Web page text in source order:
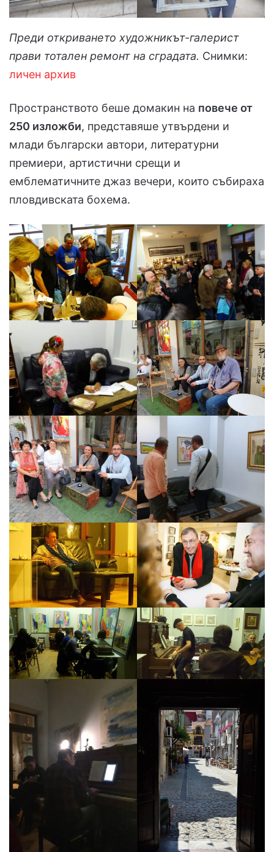
Преди откриването художникът-галерист
прави тотален ремонт на сградата. Снимки:
личен архив
Пространството беше домакин на повече от
250 изложби, представяше утвърдени и
млади български автори, литературни
премиери, артистични срещи и
емблематичните джаз вечери, които събираха
пловдивската бохема.